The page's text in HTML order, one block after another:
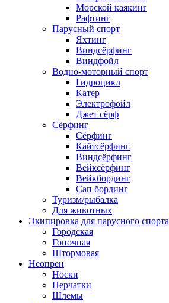
Морской каякинг
Рафтинг
Парусный спорт
Яхтинг
Виндсёрфинг
Виндфойл
Водно-моторный спорт
Гидроцикл
Катер
Электрофойл
Джет сёрф
Сёрфинг
Сёрфинг
Кайтсёрфинг
Виндсёрфинг
Вейксёрфинг
Вейкбординг
Сап бординг
Туризм/рыбалка
Для животных
Экипировка для парусного спорта
Городская
Гоночная
Штормовая
Неопрен
Носки
Перчатки
Шлемы